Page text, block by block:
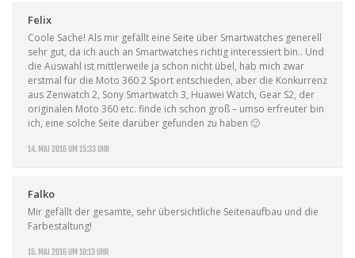
Felix
14. MAI 2016 UM 15:33 UHR
Coole Sache! Als mir gefällt eine Seite über Smartwatches generell
sehr gut, da ich auch an Smartwatches richtig interessiert bin.. Und
die Auswahl ist mittlerweile ja schon nicht übel, hab mich zwar
erstmal für die Moto 360 2 Sport entschieden, aber die Konkurrenz
aus Zenwatch 2, Sony Smartwatch 3, Huawei Watch, Gear S2, der
originalen Moto 360 etc. finde ich schon groß – umso erfreuter bin
ich, eine solche Seite darüber gefunden zu haben 🙂
Falko
15. MAI 2016 UM 10:13 UHR
Mir gefällt der gesamte, sehr übersichtliche Seitenaufbau und die
Farbestaltung!